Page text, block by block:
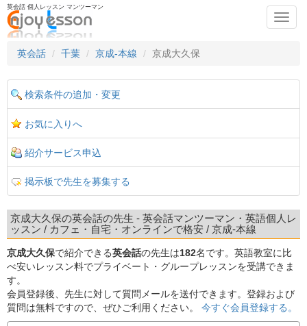
英会話 個人レッスン マンツーマン
英会話
千葉 京成-本線 京成大久保
検索条件の追加・変更
お気に入りへ
紹介サービス申込
掲示板で先生を募集する
京成大久保の英会話の先生 - 英会話マンツーマン・英語個人レ
ッスン / カフェ・自宅・オンラインで格安 / 京成-本線
京成大久保で紹介できる英会話の先生は182名です。英語教室に比
べ安いレッスン料でプライベート・グループレッスンを受講できま
す。
会員登録後、先生に対して質問メールを送付できます。登録および
質問は無料ですので、ぜひご利用ください。 今すぐ会員登録する。